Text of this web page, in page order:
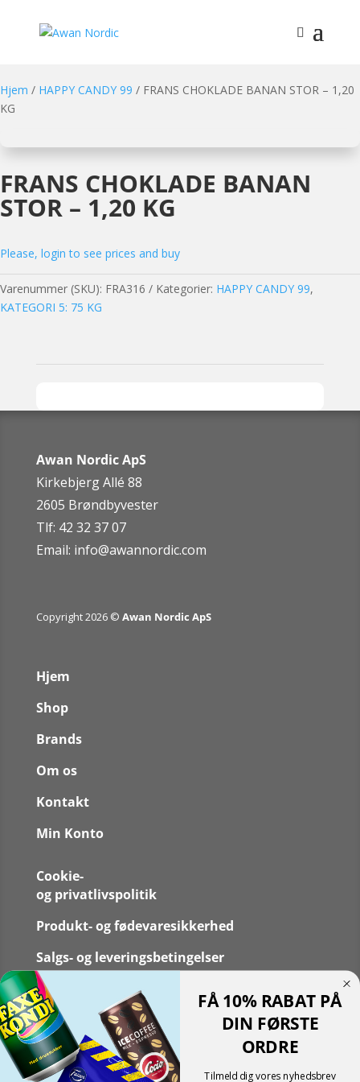
Hjem / HAPPY CANDY 99 / FRANS CHOKLADE BANAN STOR – 1,20
KG
FRANS CHOKLADE BANAN
STOR – 1,20 KG
Please, login to see prices and buy
Varenummer (SKU): FRA316 Kategorier: HAPPY CANDY 99,
KATEGORI 5: 75 KG
Awan Nordic ApS
Kirkebjerg Allé 88
2605 Brøndbyvester
Tlf: 42 32 37 07
Email: info@awannordic.com
Copyright 2026 © Awan Nordic ApS
Hjem
Shop
Brands
Om os
Kontakt
Min Konto
Cookie-
og privatlivspolitik
Produkt- og fødevaresikkerhed
Salgs- og leveringsbetingelser
FAQS
FÅ 10% RABAT PÅ
DIN FØRSTE
ORDRE
Tilmeld dig vores nyhedsbrev